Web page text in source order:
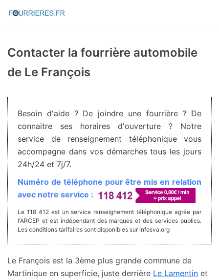
Aller
Contacter la fourrière automobile
de Le François
Besoin d'aide ? De joindre une fourrière ? De
connaitre ses horaires d'ouverture ? Notre
service de renseignement téléphonique vous
accompagne dans vos démarches tous les jours
24h/24 et 7j/7.
Numéro de téléphone pour être mis en relation
avec notre service :
Le 118 412 est un service renseignement téléphonique agrée par
l'ARCEP et est indépendant des marques et des services publics.
Les conditions tarifaires sont disponibles sur infosva.org
Le François est la 3ème plus grande commune de
Martinique en superficie, juste derrière Le Lamentin et